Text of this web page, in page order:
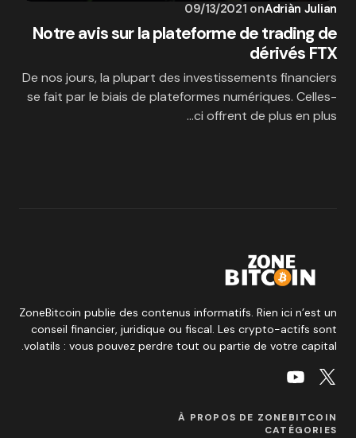
Adriàn Julian
on
09/13/2021
Notre avis sur la plateforme de trading de
dérivés FTX
De nos jours, la plupart des investissements financiers
se fait par le biais de plateformes numériques. Celles-
ci offrent de plus en plus…
ZoneBitcoin publie des contenus informatifs. Rien ici n’est un
conseil financier, juridique ou fiscal. Les crypto-actifs sont
volatils : vous pouvez perdre tout ou partie de votre capital.
À PROPOS DE ZONEBITCOIN
CATÉGORIES